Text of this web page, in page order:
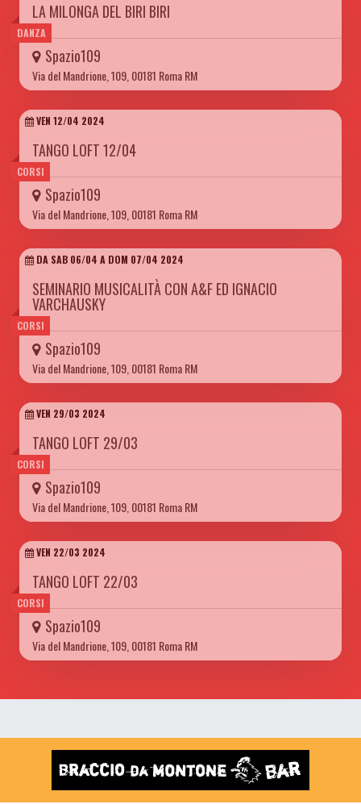
DANZA
LA MILONGA DEL BIRI BIRI
Spazio109
Via del Mandrione, 109, 00181 Roma RM
CORSI
VEN 12/04 2024
TANGO LOFT 12/04
Spazio109
Via del Mandrione, 109, 00181 Roma RM
CORSI
DA SAB 06/04 A DOM 07/04 2024
SEMINARIO MUSICALITÀ CON A&F ED IGNACIO
VARCHAUSKY
Spazio109
Via del Mandrione, 109, 00181 Roma RM
CORSI
VEN 29/03 2024
TANGO LOFT 29/03
Spazio109
Via del Mandrione, 109, 00181 Roma RM
CORSI
VEN 22/03 2024
TANGO LOFT 22/03
Spazio109
Via del Mandrione, 109, 00181 Roma RM